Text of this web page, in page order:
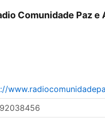
Comunidade Paz e